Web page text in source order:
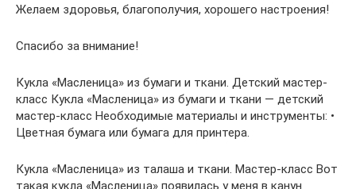
Желаем здоровья, благополучия, хорошего настроения!
Спасибо за внимание!
Кукла «Масленица» из бумаги и ткани. Детский мастер-
класс Кукла «Масленица» из бумаги и ткани — детский
мастер-класс Необходимые материалы и инструменты: •
Цветная бумага или бумага для принтера.
Кукла «Масленица» из талаша и ткани. Мастер-класс Вот
такая кукла «Масленица» появилась у меня в канун